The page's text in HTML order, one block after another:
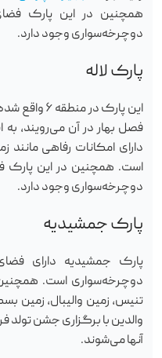
همچنین در این پارک
دوچرخه‌سواری وجود دارد.
پارک لاله
این پارک در
فصل بهار در آن می‌رویند،
دارای امکانات رفاهی مانند
است. همچنین در این پارک
دوچرخه‌سواری وجود دارد.
پارک جمشیدیه
پارک جمشیدیه دارای
دوچرخه‌سواری است. همچنین
تنیس، زمین والیبال، زمین
والدین با برگزاری جشن تولد
آنها می‌شوند.